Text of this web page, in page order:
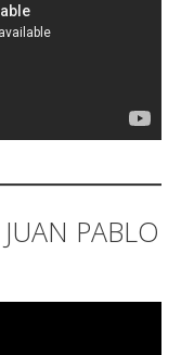
PABLO